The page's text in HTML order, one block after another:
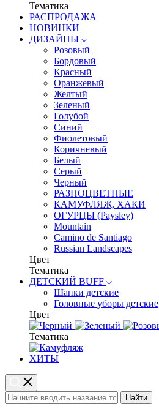
Тематика
РАСПРОДАЖА
НОВИНКИ
ДИЗАЙНЫ
Розовый
Бордовый
Красный
Оранжевый
Желтый
Зеленый
Голубой
Синий
Фиолетовый
Коричневый
Белый
Серый
Черный
РАЗНОЦВЕТНЫЕ
КАМУФЛЯЖ, ХАКИ
ОГУРЦЫ (Paysley)
Mountain
Camino de Santiago
Russian Landscapes
Цвет
Тематика
ДЕТСКИЙ BUFF
Шапки детские
Головные уборы детские
Цвет
Тематика
ХИТЫ
Найти